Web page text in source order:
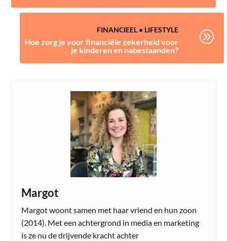
FINANCIEEL• LIFESTYLE
Hoe zorg je voor financiële zekerheid voor
je kinderen en nabestaanden?
A
Margot
Margot woont samen met haar vriend en hun zoon
(2014). Met een achtergrond in media en marketing
is ze nu de drijvende kracht achter